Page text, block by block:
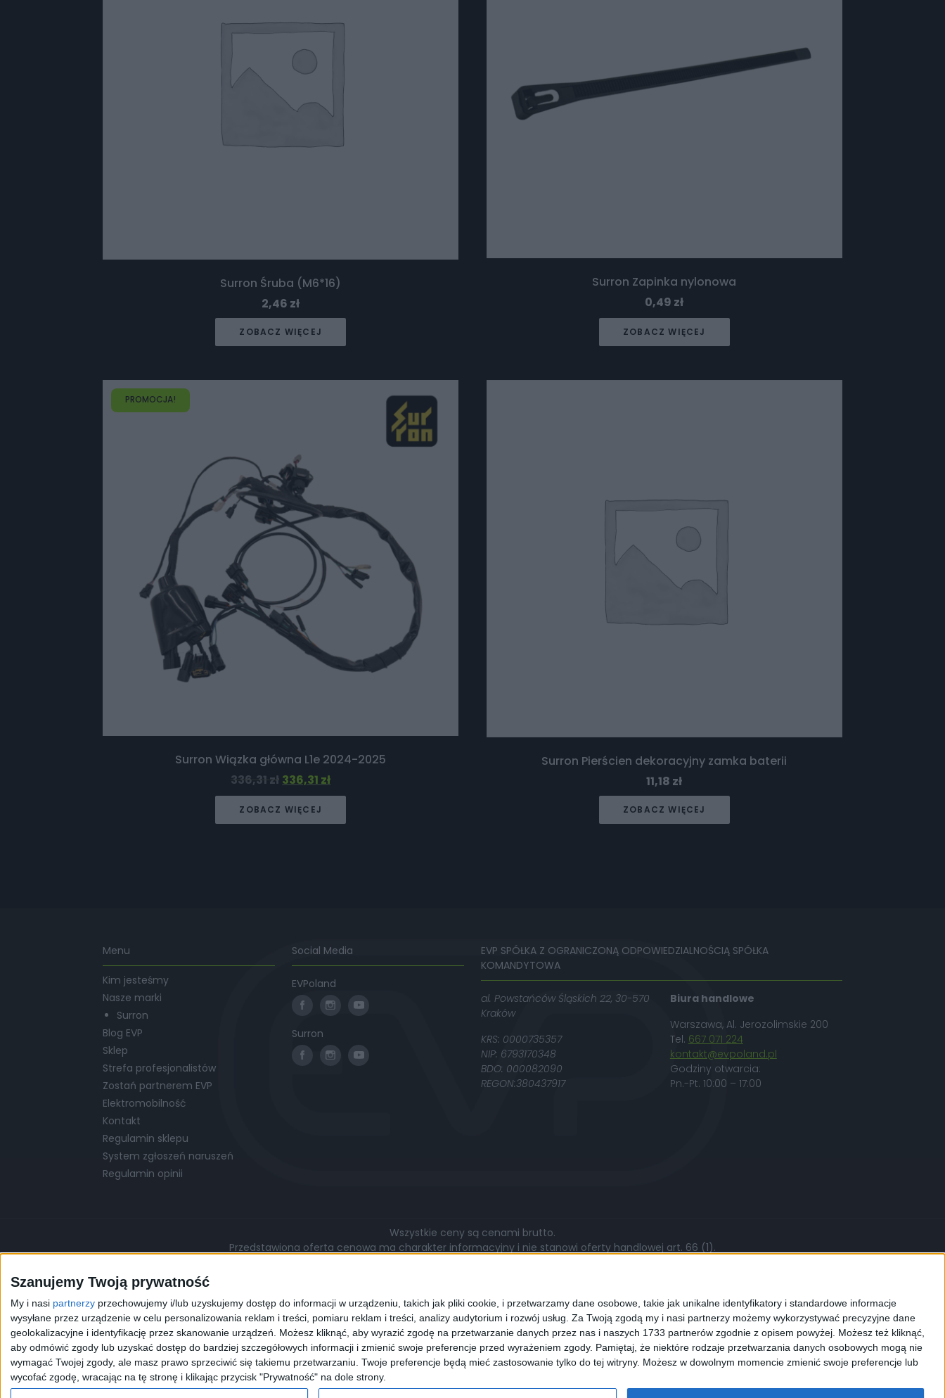
Szanujemy Twoją prywatność
My i nasi partnerzy przechowujemy i/lub uzyskujemy dostęp do informacji w urządzeniu, takich jak pliki cookie, i przetwarzamy dane osobowe, takie jak unikalne identyfikatory i standardowe informacje
wysyłane przez urządzenie w celu personalizowania reklam i treści, pomiaru reklam i treści, analizy audytorium i rozwój usług. Za Twoją zgodą my i nasi partnerzy możemy wykorzystywać precyzyjne dane
geolokalizacyjne i identyfikację przez skanowanie urządzeń. Możesz kliknąć, aby wyrazić zgodę na przetwarzanie danych przez nas i naszych 1733 partnerów zgodnie z opisem powyżej. Możesz też kliknąć,
aby odmówić zgody lub uzyskać dostęp do bardziej szczegółowych informacji i zmienić swoje preferencje przed wyrażeniem zgody. Pamiętaj, że niektóre rodzaje przetwarzania danych osobowych mogą nie
wymagać Twojej zgody, ale masz prawo sprzeciwić się takiemu przetwarzaniu. Twoje preferencje będą mieć zastosowanie tylko do tej witryny. Możesz w dowolnym momencie zmienić swoje preferencje lub
wycofać zgodę, wracając na tę stronę i klikając przycisk "Prywatność" na dole strony.
Surron Śruba (M6*16)
2,46 zł
ZOBACZ WIĘCEJ
Surron Zapinka nylonowa
0,49 zł
ZOBACZ WIĘCEJ
PROMOCJA!
Surron Wiązka główna L1e 2024-2025
336,31 zł 336,31 zł
ZOBACZ WIĘCEJ
Surron Pierścien dekoracyjny zamka baterii
11,18 zł
ZOBACZ WIĘCEJ
Menu
Kim jesteśmy
Nasze marki
Surron
Blog EVP
Sklep
Strefa profesjonalistów
Zostań partnerem EVP
Elektromobilność
Kontakt
Regulamin sklepu
System zgłoszeń naruszeń
Regulamin opinii
Social Media
EVPoland
Surron
EVP SPÓŁKA Z OGRANICZONĄ ODPOWIEDZIALNOŚCIĄ SPÓŁKA
KOMANDYTOWA
al. Powstańców Śląskich 22, 30-570
Kraków
KRS: 0000735357
NIP: 6793170348
BDO: 000082090
REGON:380437917
Biura handlowe
Warszawa, Al. Jerozolimskie 200
Tel. 667 071 224
kontakt@evpoland.pl
Godziny otwarcia:
Pn.-Pt. 10:00 – 17:00
Wszystkie ceny są cenami brutto.
Przedstawiona oferta cenowa ma charakter informacyjny i nie stanowi oferty handlowej art. 66 (1).
© 2026 EVP© Polityka prywatności
Korzystając z naszej przeglądarki wyrażają Państwo zgodę na wykorzystywanie przez nas plików cookies. Używamy ich do
celów statystycznych. W programie służącym do obsługi stron internetowych można zmienić ustawienia dotyczące
cookies.